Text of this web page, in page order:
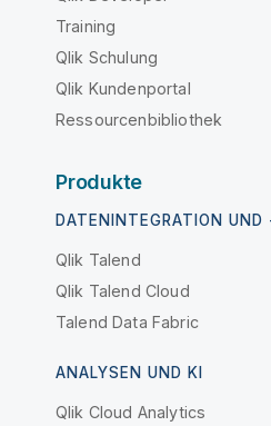
Training
Qlik Schulung
Qlik Kundenportal
Ressourcenbibliothek
Produkte
DATENINTEGRATION UND
Qlik Talend
Qlik Talend Cloud
Talend Data Fabric
ANALYSEN UND KI
Qlik Cloud Analytics